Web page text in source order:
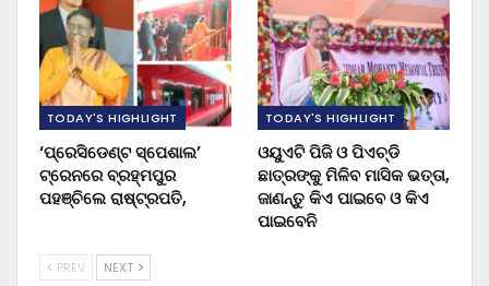
TODAY'S HIGHLIGHT
‘ପ୍ରେସିଡେଣ୍ଟ ସ୍ପେଶାଲ’
ଟ୍ରେନରେ ବ୍ରହ୍ମପୁର
ପହଞ୍ଚିଲେ ରାଷ୍ଟ୍ରପତି,
TODAY'S HIGHLIGHT
ଓୟୁଏଟି ପିଜି ଓ ପିଏଚ୍‌ଡି
ଛାତ୍ରଙ୍କୁ ମିଳିବ ମାସିକ ଭତ୍ତା,
ଜାଣନ୍ତୁ କିଏ ପାଇବେ ଓ କିଏ
ପାଇବେନି
PREV NEXT